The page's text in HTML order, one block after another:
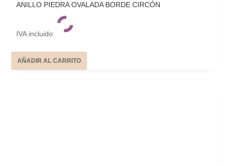
ANILLO PIEDRA OVALADA BORDE CIRCÓN
IVA incluido
AÑADIR AL CARRITO